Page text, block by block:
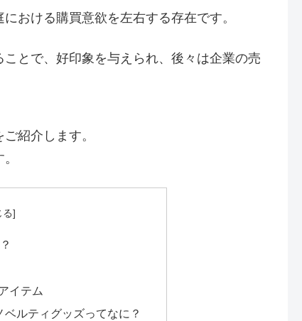
おける購買意欲を左右する存在です。
とで、好印象を与えられ、後々は企業の売
紹介します。
イテム
ルティグッズってなに？